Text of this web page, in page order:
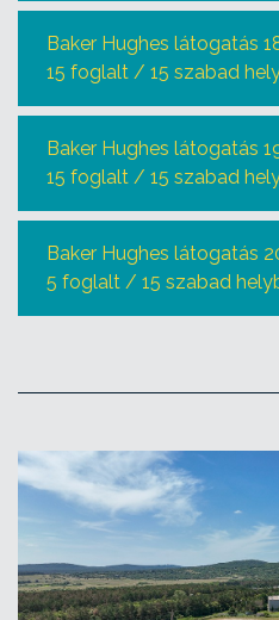
Baker Hughes látogatás
15 foglalt / 15 szabad
Baker Hughes látogatás
15 foglalt / 15 szabad
Baker Hughes látogatás
5 foglalt / 15 szabad